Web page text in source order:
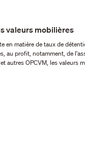
valeurs mobilières
de taux de détention de
notamment, de l'assurance vie.
autres OPCVM, les valeurs